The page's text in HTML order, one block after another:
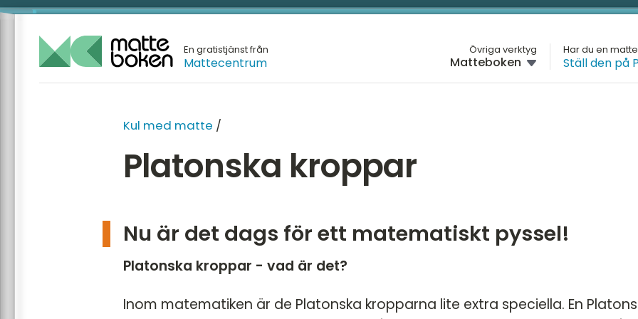
En gratistjänst från
Mattecentrum
Har du en
Ställ den på
Övriga verktyg
Matteboken
Kul med matte /
Platonska kroppar
Nu är det dags för ett matematiskt pyssel!
Platonska kroppar - vad är det?
Inom matematiken är de Platonska kropparna lite extra speciella. En